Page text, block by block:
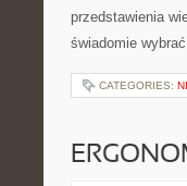
przedstawienia
świadomie
CATEGORIES: